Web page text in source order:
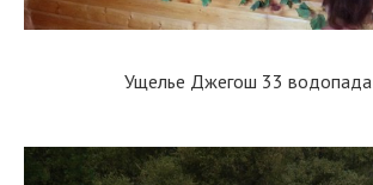
Ущелье Джегош 33 водопада